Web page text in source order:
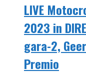
LIVE
2023 in
gara-2,
Premio